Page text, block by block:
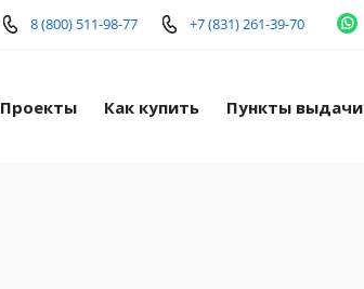
+7 (831) 261-39-70
8 (800) 511-98-77
Проекты Как купить Пункты выдачи